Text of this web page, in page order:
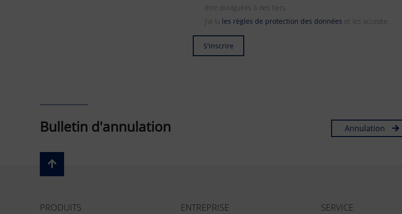
être divulguées à des tiers.
J'ai lu les règles de protection des données et les accepte.
S'inscrire
Bulletin d'annulation Annulation
PRODUITS ENTREPRISE SERVICE